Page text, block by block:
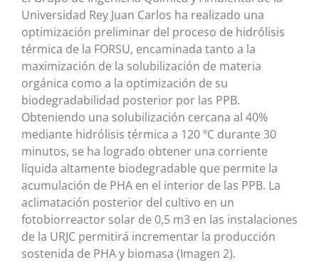
Universidad Rey Juan Carlos ha realizado una
optimización preliminar del proceso de hidrólisis
térmica de la FORSU, encaminada tanto a la
maximización de la solubilización de materia
orgánica como a la optimización de su
biodegradabilidad posterior por las PPB.
Obteniendo una solubilización cercana al 40%
mediante hidrólisis térmica a 120 ºC durante 30
minutos, se ha logrado obtener una corriente
líquida altamente biodegradable que permite la
acumulación de PHA en el interior de las PPB. La
aclimatación posterior del cultivo en un
fotobiorreactor solar de 0,5 m3 en las instalaciones
de la URJC permitirá incrementar la producción
sostenida de PHA y biomasa (Imagen 2).